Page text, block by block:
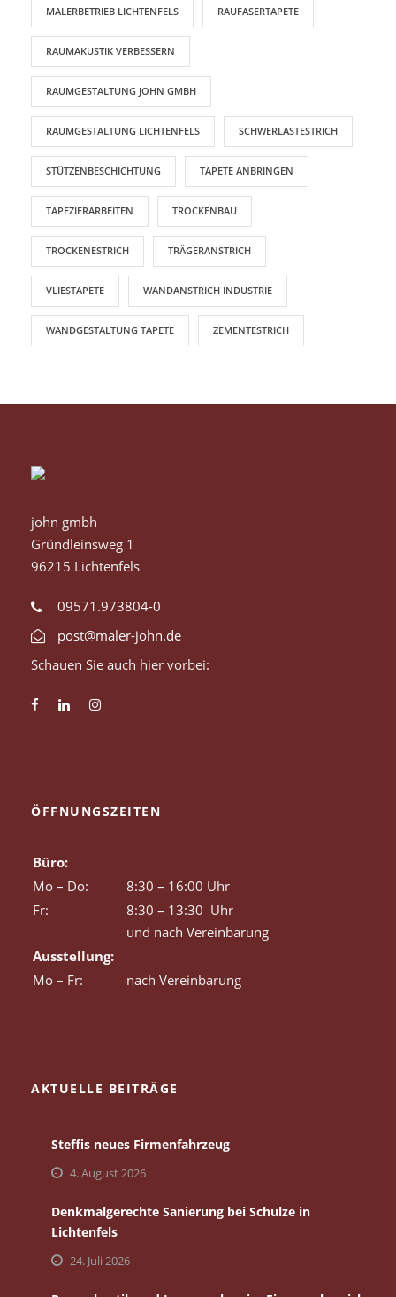
MALERBETRIEB LICHTENFELS RAUFASERTAPETE
RAUMAKUSTIK VERBESSERN
RAUMGESTALTUNG JOHN GMBH
RAUMGESTALTUNG LICHTENFELS SCHWERLASTESTRICH
STÜTZENBESCHICHTUNG TAPETE ANBRINGEN
TAPEZIERARBEITEN TROCKENBAU
TROCKENESTRICH TRÄGERANSTRICH
VLIESTAPETE WANDANSTRICH INDUSTRIE
WANDGESTALTUNG TAPETE ZEMENTESTRICH
john gmbh
Gründleinsweg 1
96215 Lichtenfels
09571.973804-0
post@maler-john.de
Schauen Sie auch hier vorbei:
ÖFFNUNGSZEITEN
Büro:
Mo – Do:
8:30 – 16:00 Uhr
Fr:
8:30 – 13:30 Uhr
und nach Vereinbarung
Ausstellung:
Mo – Fr:
nach Vereinbarung
AKTUELLE BEITRÄGE
Steffis neues Firmenfahrzeug
4. August 2026
Denkmalgerechte Sanierung bei Schulze in
Lichtenfels
24. Juli 2026